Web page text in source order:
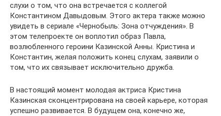
слухи о том, что она встречается с коллегой
Константином Давыдовым. Этого актера также можно
увидеть в сериале «Чернобыль: Зона отчуждения». В
этом телепроекте он воплотил образ Павла,
возлюбленного героини Казинской Анны. Кристина и
Константин, желая положить конец слухам, заявили о
том, что их связывает исключительно дружба.
В настоящий момент молодая актриса Кристина
Казинская сконцентрирована на своей карьере, которая
успешно развивается. В будущем она, конечно же,